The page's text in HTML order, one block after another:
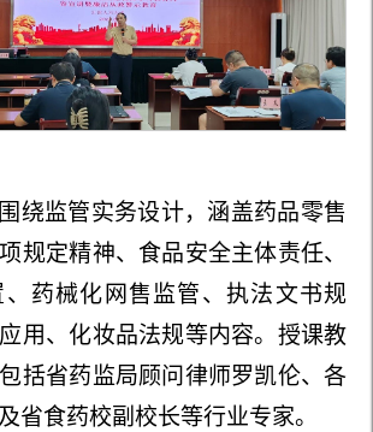
绕监管实务设计，涵盖药品零售
规定精神、食品安全主体责任、
药械化网售监管、执法文书规
用、化妆品法规等内容。授课教
括省药监局顾问律师罗凯伦、各
省食药校副校长等行业专家。